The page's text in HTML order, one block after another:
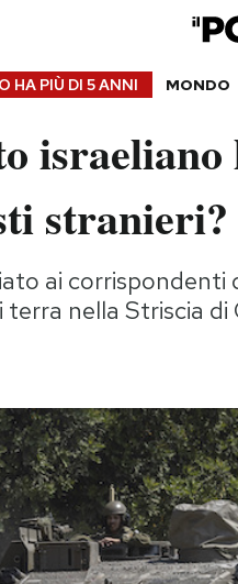
HA PIÙ DI 5 ANNI MONDO
stranieri?
ai corrispondenti
terra nella Striscia di